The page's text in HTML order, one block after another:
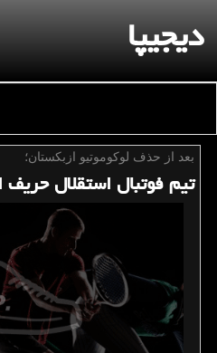
دیجیپا
بعد از حذف لوكوموتیو ازبكستان؛
تیم فوتبال استقلال